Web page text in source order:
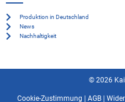
Produktion in Deutschland
News
Nachhaltigkeit
© 2026
Cookie-Zustimmung AGB|